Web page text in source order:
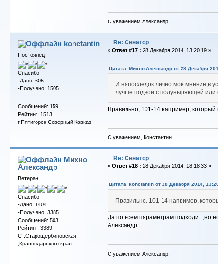
С уважением Александр.
konctantin
Постоялец
Спасибо
-Дано: 605
-Получено: 1505
Сообщений: 159
Рейтинг: 1513
г.Пятигорск Северный Кавказ
Re: Сенатор
« Ответ #17 : 28 Декабря 2014, 13:20:19 »
Цитата: Михно Александр от 28 Декабря
И напоследок лично моё мнение,в
лучше подвои с полуныряющей или
Правильно, 101-14 например, который
С уважением, Константин.
Михно
Александр
Ветеран
Спасибо
-Дано: 1404
-Получено: 3385
Сообщений: 503
Рейтинг: 3389
Ст.Старощербиновская
,Краснодарского края
Re: Сенатор
« Ответ #18 : 28 Декабря 2014, 18:18:33 »
Цитата: konctantin от 28 Декабря 2014,
Правильно, 101-14 например,
Да по всем параметрам подходит ,но
Александр.
С уважением Александр.